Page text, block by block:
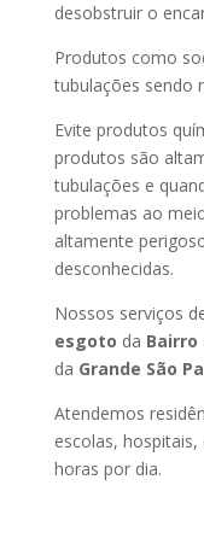
desobstruir o
Produtos como
tubulações sendo
Evite produtos
produtos são
tubulações e
problemas ao
altamente
desconhecidas.
Nossos serviços
esgoto da Bairro
da Grande São
Atendemos
escolas,
horas por dia.